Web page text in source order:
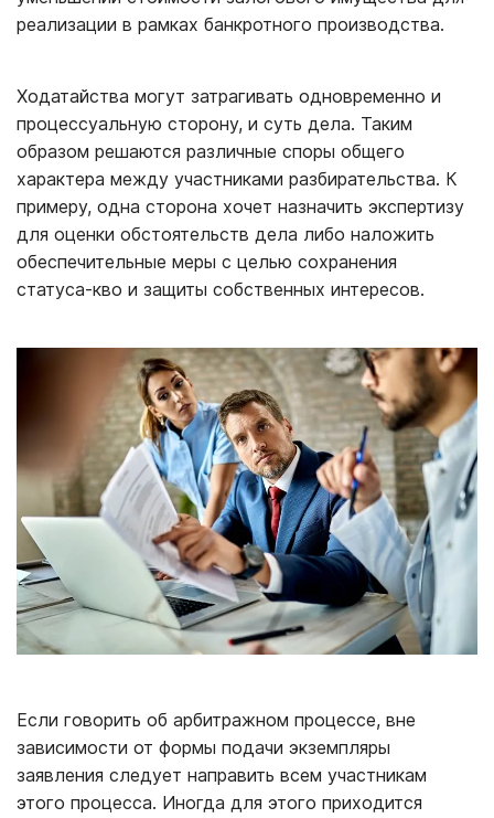
реализации в рамках банкротного производства.
Ходатайства могут затрагивать одновременно и
процессуальную сторону, и суть дела. Таким
образом решаются различные споры общего
характера между участниками разбирательства. К
примеру, одна сторона хочет назначить экспертизу
для оценки обстоятельств дела либо наложить
обеспечительные меры с целью сохранения
статуса-кво и защиты собственных интересов.
Если говорить об арбитражном процессе, вне
зависимости от формы подачи экземпляры
заявления следует направить всем участникам
этого процесса. Иногда для этого приходится